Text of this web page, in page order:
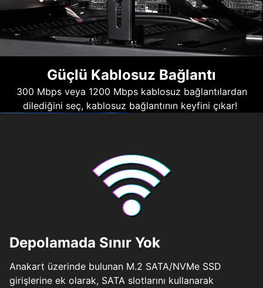
Güçlü Kablosuz Bağlantı
300 Mbps veya 1200 Mbps kablosuz bağlantılardan
dilediğini seç, kablosuz bağlantının keyfini çıkar!
Depolamada Sınır Yok
Anakart üzerinde bulunan M.2 SATA/NVMe SSD
girişlerine ek olarak, SATA slotlarını kullanarak